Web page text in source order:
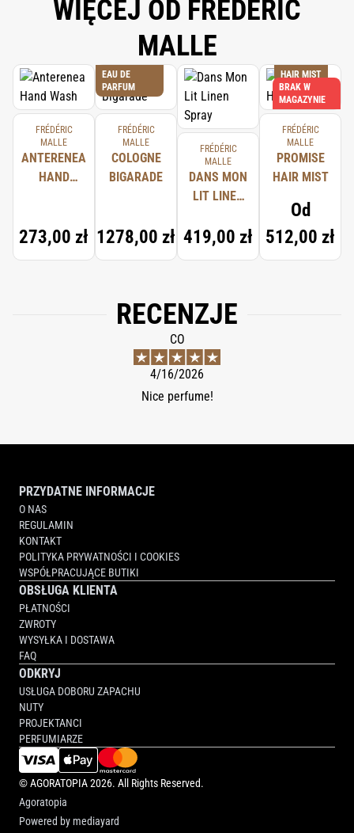
WIĘCEJ OD FRÉDÉRIC
MALLE
FRÉDÉRIC
MALLE
ANTERENEA
HAND
273,00 zł
EAU DE
PARFUM
FRÉDÉRIC
MALLE
COLOGNE
BIGARADE
1278,00 zł
FRÉDÉRIC
MALLE
DANS MON
LIT LINEN
419,00 zł
HAIR MIST
BRAK W
MAGAZYNIE
FRÉDÉRIC
MALLE
PROMISE
HAIR MIST
Od
512,00 zł
RECENZJE
CO
4/16/2026
Nice perfume!
PRZYDATNE INFORMACJE
O NAS
REGULAMIN
KONTAKT
POLITYKA PRYWATNOŚCI I COOKIES
WSPÓŁPRACUJĄCE BUTIKI
OBSŁUGA KLIENTA
PŁATNOŚCI
ZWROTY
WYSYŁKA I DOSTAWA
FAQ
ODKRYJ
USŁUGA DOBORU ZAPACHU
NUTY
PROJEKTANCI
PERFUMIARZE
©AGORATOPIA2026. All Rights Reserved.
Agoratopia
Powered by mediayard